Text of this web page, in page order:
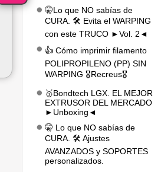
🤫Lo que NO sabías de
CURA. 🛠️ Evita el WARPING
con este TRUCO ►Vol. 2◄
👍 Cómo imprimir filamento
POLIPROPILENO (PP) SIN
WARPING 🎖️Recreus🎖️
🥇Bondtech LGX. EL MEJOR
EXTRUSOR DEL MERCADO
►Unboxing◄
🤫 Lo que NO sabías de
CURA. 🛠️ Ajustes
AVANZADOS y SOPORTES
personalizados.